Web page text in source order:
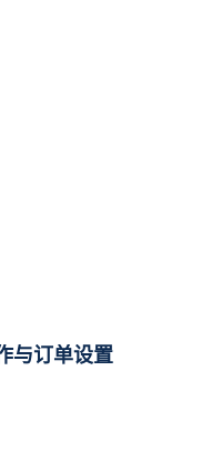
与订单设置